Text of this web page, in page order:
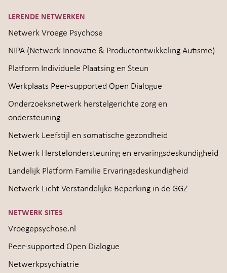
LERENDE NETWERKEN
Netwerk Vroege Psychose
NIPA (Netwerk Innovatie & Productontwikkeling Autisme)
Platform Individuele Plaatsing en Steun
Werkplaats Peer-supported Open Dialogue
Onderzoeksnetwerk herstelgerichte zorg en
ondersteuning
Netwerk Leefstijl en somatische gezondheid
Netwerk Herstelondersteuning en ervaringsdeskundigheid
Landelijk Platform Familie Ervaringsdeskundigheid
Netwerk Licht Verstandelijke Beperking in de GGZ
NETWERK SITES
Vroegepsychose.nl
Peer-supported Open Dialogue
Netwerkpsychiatrie